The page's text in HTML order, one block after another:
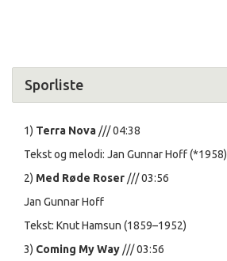
Sporliste
1) Terra Nova /// 04:38
Tekst og melodi: Jan Gunnar Hoff (*1958)
2) Med Røde Roser /// 03:56
Jan Gunnar Hoff
Tekst: Knut Hamsun (1859–1952)
3) Coming My Way /// 03:56